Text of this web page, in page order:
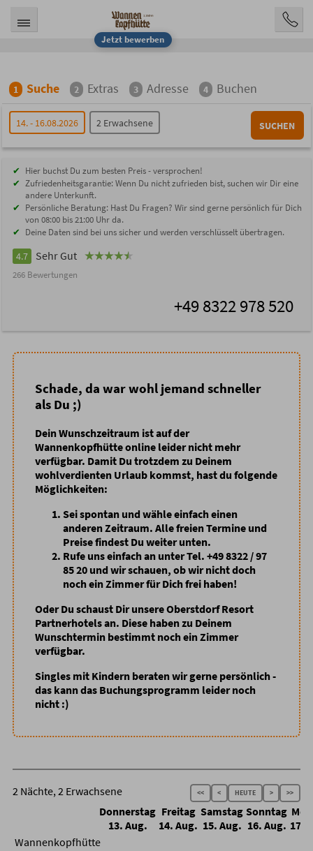
Jetzt bewerben
1 Suche 2 Extras 3 Adresse 4 Buchen
14. - 16.08.2026 2 Erwachsene SUCHEN
Hier buchst Du zum besten Preis - versprochen!
Zufriedenheitsgarantie: Wenn Du nicht zufrieden bist, suchen wir Dir eine
andere Unterkunft.
Persönliche Beratung: Hast Du Fragen? Wir sind gerne persönlich für Dich
von 08:00 bis 21:00 Uhr da.
Deine Daten sind bei uns sicher und werden verschlüsselt übertragen.
4.7 Sehr Gut
266 Bewertungen
+49 8322 978 520
Schade, da war wohl jemand schneller
als Du ;)
Dein Wunschzeitraum ist auf der
Wannenkopfhütte online leider nicht mehr
verfügbar. Damit Du trotzdem zu Deinem
wohlverdienten Urlaub kommst, hast du folgende
Möglichkeiten:
Sei spontan und wähle einfach einen
anderen Zeitraum. Alle freien Termine und
Preise findest Du weiter unten.
Rufe uns einfach an unter Tel. +49 8322 / 97
85 20 und wir schauen, ob wir nicht doch
noch ein Zimmer für Dich frei haben!
Oder Du schaust Dir unsere Oberstdorf Resort
Partnerhotels an. Diese haben zu Deinem
Wunschtermin bestimmt noch ein Zimmer
verfügbar.
Singles mit Kindern beraten wir gerne persönlich -
das kann das Buchungsprogramm leider noch
nicht :)
2 Nächte, 2 Erwachsene >>
>
HEUTE
<
<<
Donnerstag
13. Aug.
Freitag
14. Aug.
Samstag
15. Aug.
Sonntag
16. Aug. 17.
Wannenkopfhütte